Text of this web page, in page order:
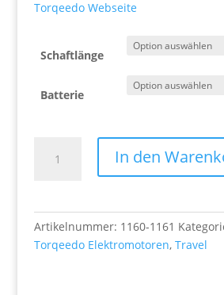
Torqeedo Webseite
Schaftlänge
Batterie
In den
Artikelnummer: 1160-1161
Torqeedo Elektromotoren, Travel